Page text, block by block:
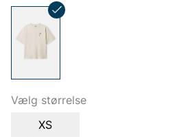
Vælg størrelse
XS